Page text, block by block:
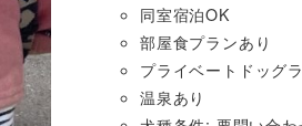
同室宿泊OK
部屋食プランあり
プライベートドッグ
温泉あり